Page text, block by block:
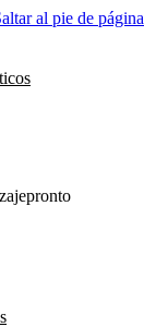
al pie de página
pronto